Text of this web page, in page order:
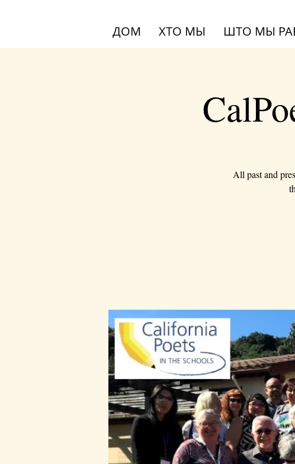
ДОМ ХТО МЫ ШТО МЫ
All past and